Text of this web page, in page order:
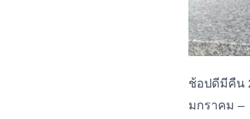
ช้อปดีมีคืน
มกราคม –